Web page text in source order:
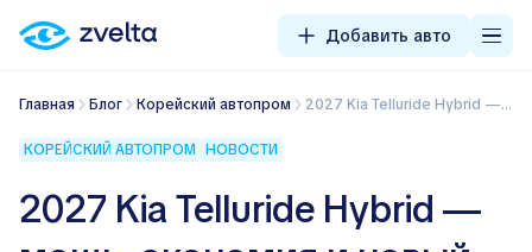
Добавить авто
Главная Блог Корейский автопром 2027 Kia Telluride Hybrid — мощь, экономия и новый уровень семейного SUV
КОРЕЙСКИЙ АВТОПРОМ НОВОСТИ
2027 Kia Telluride Hybrid —